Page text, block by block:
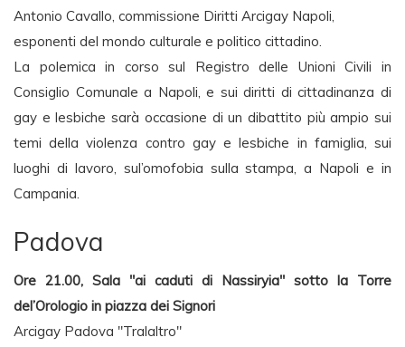
Antonio Cavallo, commissione Diritti Arcigay Napoli,
esponenti del mondo culturale e politico cittadino.
La polemica in corso sul Registro delle Unioni Civili in
Consiglio Comunale a Napoli, e sui diritti di cittadinanza di
gay e lesbiche sarà occasione di un dibattito più ampio sui
temi della violenza contro gay e lesbiche in famiglia, sui
luoghi di lavoro, sul’omofobia sulla stampa, a Napoli e in
Campania.
Padova
Ore 21.00, Sala "ai caduti di Nassiryia" sotto la Torre
del’Orologio in piazza dei Signori
Arcigay Padova "Tralaltro"